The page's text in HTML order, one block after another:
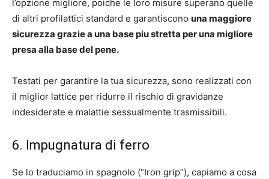
l’opzione migliore, poiche le loro misure superano quelle
di altri profilattici standard e garantiscono una maggiore
sicurezza grazie a una base piu stretta per una migliore
presa alla base del pene.
Testati per garantire la tua sicurezza, sono realizzati con
il miglior lattice per ridurre il rischio di gravidanze
indesiderate e malattie sessualmente trasmissibili.
6. Impugnatura di ferro
Se lo traduciamo in spagnolo (“Iron grip”), capiamo a cosa